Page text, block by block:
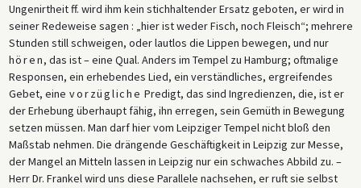
Ungenirtheit ff. wird ihm kein stichhaltender Ersatz geboten, er wird in
seiner Redeweise sagen : „hier ist weder Fisch, noch Fleisch“; mehrere
Stunden still schweigen, oder lautlos die Lippen bewegen, und nur
hören, das ist – eine Qual. Anders im Tempel zu Hamburg; oftmalige
Responsen, ein erhebendes Lied, ein verständliches, ergreifendes
Gebet, eine vorzügliche Predigt, das sind Ingredienzen, die, ist er
der Erhebung überhaupt fähig, ihn erregen, sein Gemüth in Bewegung
setzen müssen. Man darf hier vom Leipziger Tempel nicht bloß den
Maßstab nehmen. Die drängende Geschäftigkeit in Leipzig zur Messe,
der Mangel an Mitteln lassen in Leipzig nur ein schwaches Abbild zu. –
Herr Dr. Frankel wird uns diese Parallele nachsehen, er ruft sie selbst